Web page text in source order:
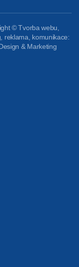
© Tvorba webu,
reklama, komunikace:
& Marketing